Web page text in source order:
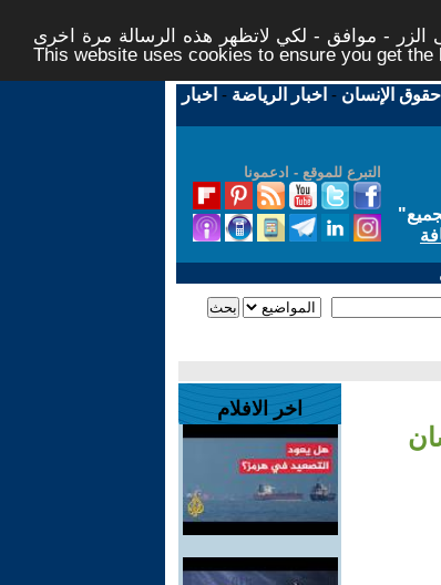
الزر - موافق - لكي لاتظهر هذه الرسالة مرة اخرى -
This website uses cookies to ensure you get
حقوق الإنسان - اخبار الرياضة - اخبار
التبرع للموقع - ادعمونا
"
اخر الافلام